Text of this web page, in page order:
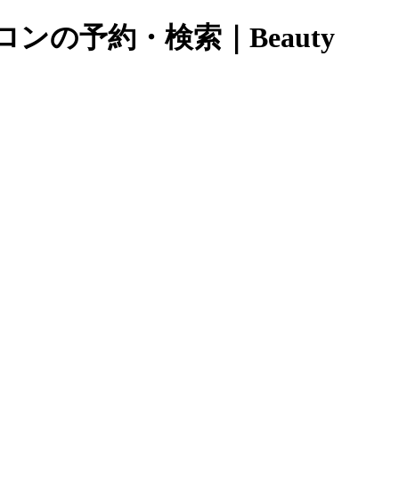
ンの予約・検索｜Beauty